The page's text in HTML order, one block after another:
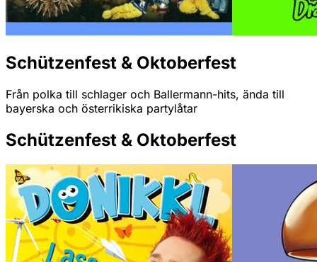
Schützenfest & Oktoberfest
Från polka till schlager och Ballermann-hits, ända till
bayerska och österrikiska partylåtar
Schützenfest & Oktoberfest